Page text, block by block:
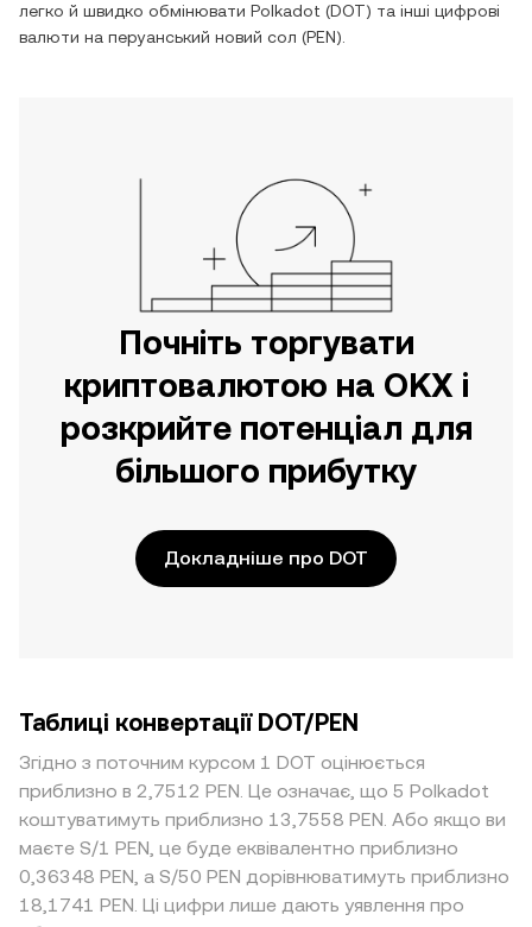
легко й швидко обмінювати Polkadot (DOT) та інші цифрові
валюти на перуанський новий сол (PEN).
Почніть торгувати
криптовалютою на OKX і
розкрийте потенціал для
більшого прибутку
Докладніше про DOT
Таблиці конвертації DOT/PEN
Згідно з поточним курсом 1 DOT оцінюється
приблизно в 2,7512 PEN. Це означає, що 5 Polkadot
коштуватимуть приблизно 13,7558 PEN. Або якщо ви
маєте S/1 PEN, це буде еквівалентно приблизно
0,36348 PEN, а S/50 PEN дорівнюватимуть приблизно
18,1741 PEN. Ці цифри лише дають уявлення про